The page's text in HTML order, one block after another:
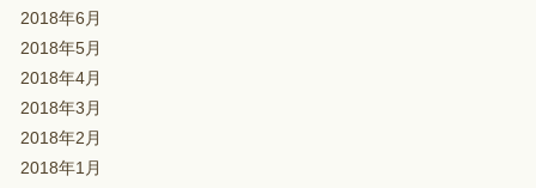
2018年6月
2018年5月
2018年4月
2018年3月
2018年2月
2018年1月